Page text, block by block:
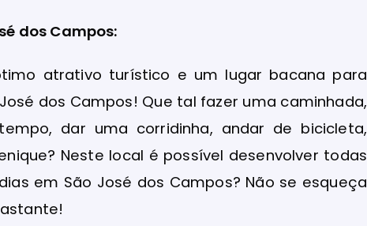
dos Campos:
atrativo turístico e um lugar bacana para
dos Campos! Que tal fazer uma caminhada,
dar uma corridinha, andar de bicicleta,
Neste local é possível desenvolver todas
em São José dos Campos? Não se esqueça